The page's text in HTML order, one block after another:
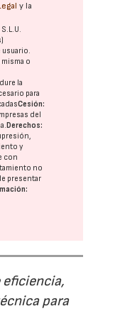
y la
o
la
para
Cesión:
del
Derechos:
y
con
no
presentar
eficiencia,
para